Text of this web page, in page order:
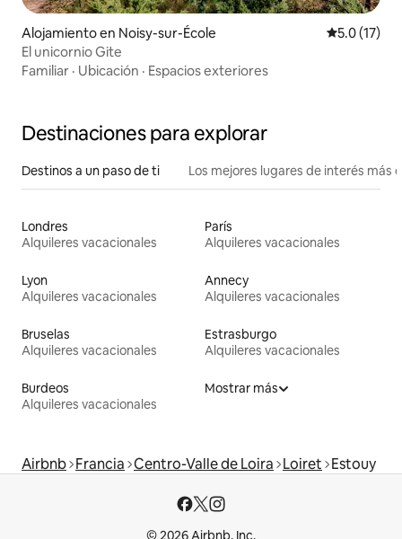
Alojamiento en Noisy-sur-École Calificación
5.0 (17)
El unicornio Gite
Familiar · Ubicación · Espacios exteriores
Destinaciones para explorar
Destinos a un paso de ti Los mejores lugares de interés más
Londres
Alquileres vacacionales
París
Alquileres vacacionales
Lyon
Alquileres vacacionales
Annecy
Alquileres vacacionales
Bruselas
Alquileres vacacionales
Estrasburgo
Alquileres vacacionales
Burdeos
Alquileres vacacionales
Mostrar más
Airbnb Francia Centro-Valle de Loira Loiret Estouy
© 2026 Airbnb, Inc.